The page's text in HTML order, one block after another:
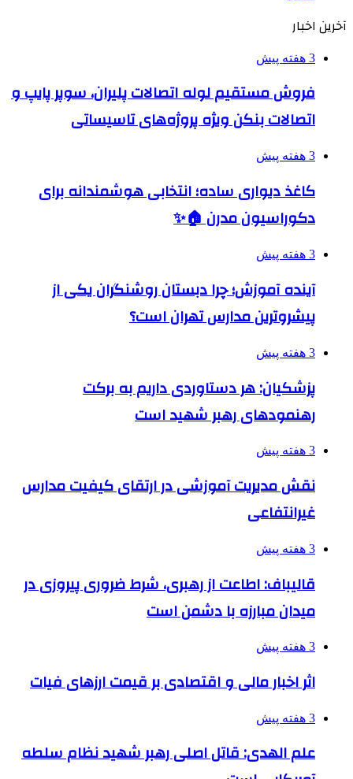
آخرین اخبار
3 هفته پیش
فروش مستقیم لوله اتصالات پلیران، سوپر پایپ و
اتصالات بنکن ویژه پروژه‌های تاسیساتی
3 هفته پیش
کاغذ دیواری ساده؛ انتخابی هوشمندانه برای
دکوراسیون مدرن 🏠✨
3 هفته پیش
آینده آموزش؛ چرا دبستان روشنگران یکی از
پیشروترین مدارس تهران است؟
3 هفته پیش
پزشکیان: هر دستاوردی داریم به برکت
رهنمودهای رهبر شهید است
3 هفته پیش
نقش مدیریت آموزشی در ارتقای کیفیت مدارس
غیرانتفاعی
3 هفته پیش
قالیباف: اطاعت از رهبری، شرط ضروری پیروزی در
میدان مبارزه با دشمن است
3 هفته پیش
اثر اخبار مالی و اقتصادی بر قیمت ارزهای فیات
3 هفته پیش
علم الهدی: قاتل اصلی رهبر شهید نظام سلطه